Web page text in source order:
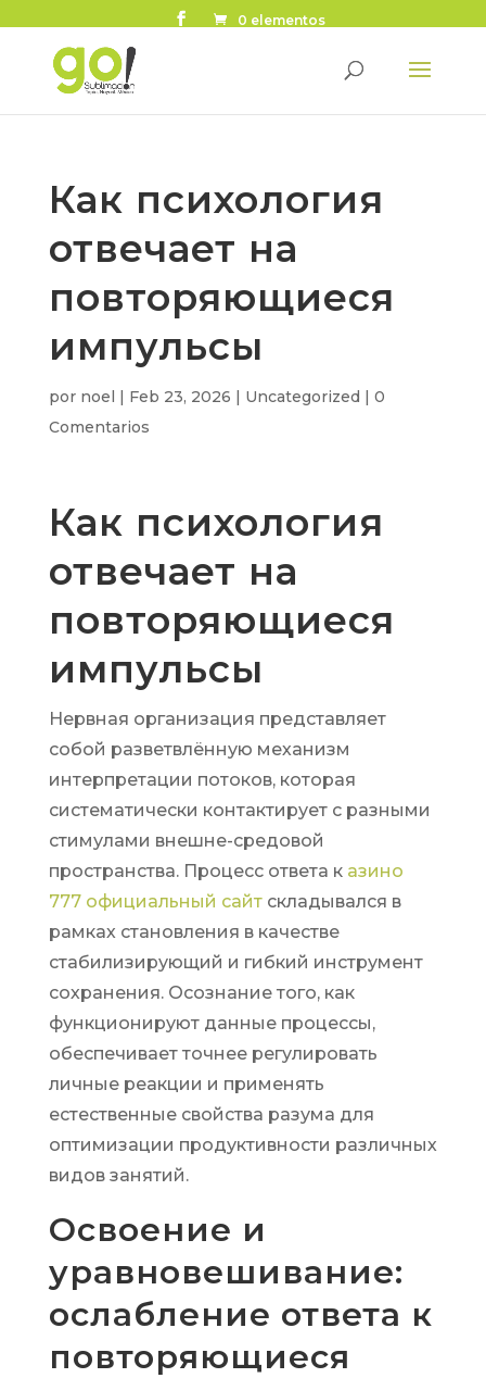
0 elementos
Как психология
отвечает на
повторяющиеся
импульсы
por noel | Feb 23, 2026 | Uncategorized | 0
Comentarios
Как психология
отвечает на
повторяющиеся
импульсы
Нервная организация представляет
собой разветвлённую механизм
интерпретации потоков, которая
систематически контактирует с разными
стимулами внешне-средовой
пространства. Процесс ответа к азино
777 официальный сайтскладывался в
рамках становления в качестве
стабилизирующий и гибкий инструмент
сохранения. Осознание того, как
функционируют данные процессы,
обеспечивает точнее регулировать
личные реакции и применять
естественные свойства разума для
оптимизации продуктивности различных
видов занятий.
Освоение и
уравновешивание:
ослабление ответа к
повторяющиеся